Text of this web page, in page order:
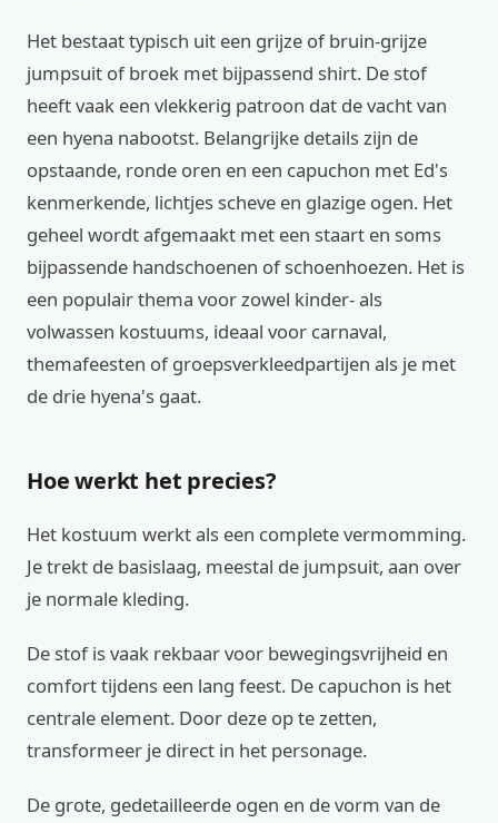
Het bestaat typisch uit een grijze of bruin-grijze
jumpsuit of broek met bijpassend shirt. De stof
heeft vaak een vlekkerig patroon dat de vacht van
een hyena nabootst. Belangrijke details zijn de
opstaande, ronde oren en een capuchon met Ed's
kenmerkende, lichtjes scheve en glazige ogen. Het
geheel wordt afgemaakt met een staart en soms
bijpassende handschoenen of schoenhoezen. Het is
een populair thema voor zowel kinder- als
volwassen kostuums, ideaal voor carnaval,
themafeesten of groepsverkleedpartijen als je met
de drie hyena's gaat.
Hoe werkt het precies?
Het kostuum werkt als een complete vermomming.
Je trekt de basislaag, meestal de jumpsuit, aan over
je normale kleding.
De stof is vaak rekbaar voor bewegingsvrijheid en
comfort tijdens een lang feest. De capuchon is het
centrale element. Door deze op te zetten,
transformeer je direct in het personage.
De grote, gedetailleerde ogen en de vorm van de